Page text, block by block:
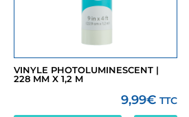
VINYLE PHOTOLUMINESCENT |
228 MM X 1,2 M
9,99€ TTC